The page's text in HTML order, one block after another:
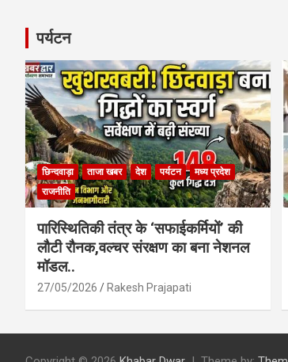
पर्यटन
छिन्दवाड़ा ताजा खबर देश पर्यटन
मध्य प्रदेश
राजनीति
पारिस्थितिकी तंत्र के ‘सफाईकर्मियों’ की
लौटी रौनक,वल्चर संरक्षण का बना नेशनल
मॉडल..
27/05/2026 Rakesh Prajapati